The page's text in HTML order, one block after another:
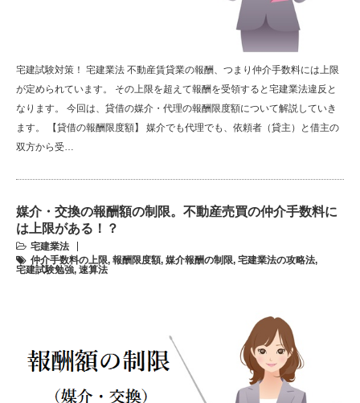
宅建試験対策！ 宅建業法 不動産賃貸業の報酬、つまり仲介手数料には上限
が定められています。 その上限を超えて報酬を受領すると宅建業法違反と
なります。 今回は、貸借の媒介・代理の報酬限度額について解説していき
ます。 【貸借の報酬限度額】 媒介でも代理でも、依頼者（貸主）と借主の
双方から受…
媒介・交換の報酬額の制限。不動産売買の仲介手数料に
は上限がある！？
宅建業法
仲介手数料の上限, 報酬限度額, 媒介報酬の制限, 宅建業法の攻略法,
宅建試験勉強, 速算法